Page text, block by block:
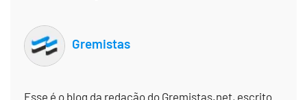
Gremistas
Esse é o blog da redação do Gremistas.net, escrito